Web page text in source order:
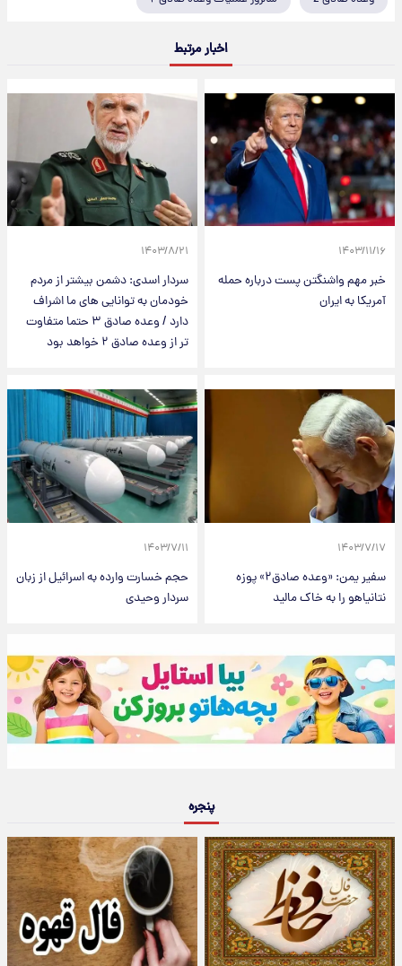
اخبار مرتبط
۱۴۰۳/۱۱/۱۶
خبر مهم واشنگتن پست درباره حمله
آمریکا به ایران
۱۴۰۳/۸/۲۱
سردار اسدی: دشمن بیشتر از مردم
خودمان به توانایی های ما اشراف
دارد / وعده صادق ۳ حتما متفاوت
تر از وعده صادق ۲ خواهد بود
۱۴۰۳/۷/۱۷
سفیر یمن: «وعده صادق۲» پوزه
نتانیاهو را به خاک مالید
۱۴۰۳/۷/۱۱
حجم خسارت وارده به اسرائیل از زبان
سردار وحیدی
پنجره